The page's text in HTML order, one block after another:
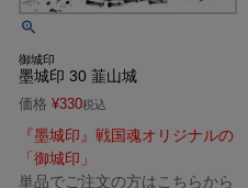
御城印
墨城印 30 韮山城
価格 ¥330税込
『墨城印』戦国魂オリジナルの
「御城印」
単品でご注文の方はこちらから